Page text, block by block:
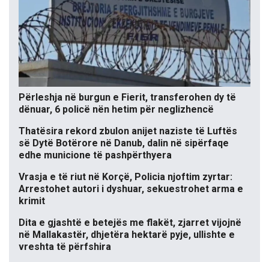
Përleshja në burgun e Fierit, transferohen dy të
dënuar, 6 policë nën hetim për neglizhencë
Thatësira rekord zbulon anijet naziste të Luftës
së Dytë Botërore në Danub, dalin në sipërfaqe
edhe municione të pashpërthyera
Vrasja e të riut në Korçë, Policia njoftim zyrtar:
Arrestohet autori i dyshuar, sekuestrohet arma e
krimit
Dita e gjashtë e betejës me flakët, zjarret vijojnë
në Mallakastër, dhjetëra hektarë pyje, ullishte e
vreshta të përfshira